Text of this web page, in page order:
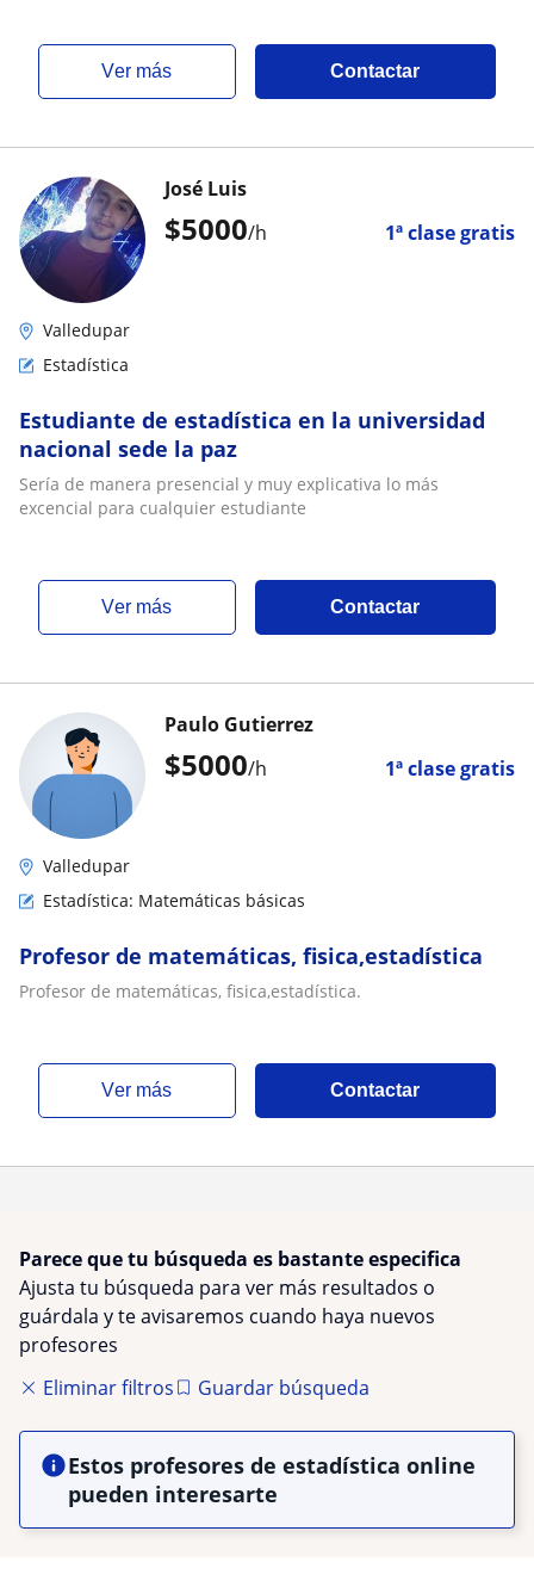
ver más Contactar
$5000/h 1ª clase gratis
José Luis
Valledupar
Estadística
Estudiante de estadística en la universidad
nacional sede la paz
Sería de manera presencial y muy explicativa lo más
excencial para cualquier estudiante
ver más Contactar
$5000/h 1ª clase gratis
Paulo Gutierrez
Valledupar
Estadística: Matemáticas básicas
Profesor de matemáticas, fisica,estadística
Profesor de matemáticas, fisica,estadística.
ver más Contactar
Parece que tu búsqueda es bastante especifica
Ajusta tu búsqueda para ver más resultados o
guárdala y te avisaremos cuando haya nuevos
profesores
Eliminar filtros
Guardar búsqueda
Estos profesores de estadística online
pueden interesarte